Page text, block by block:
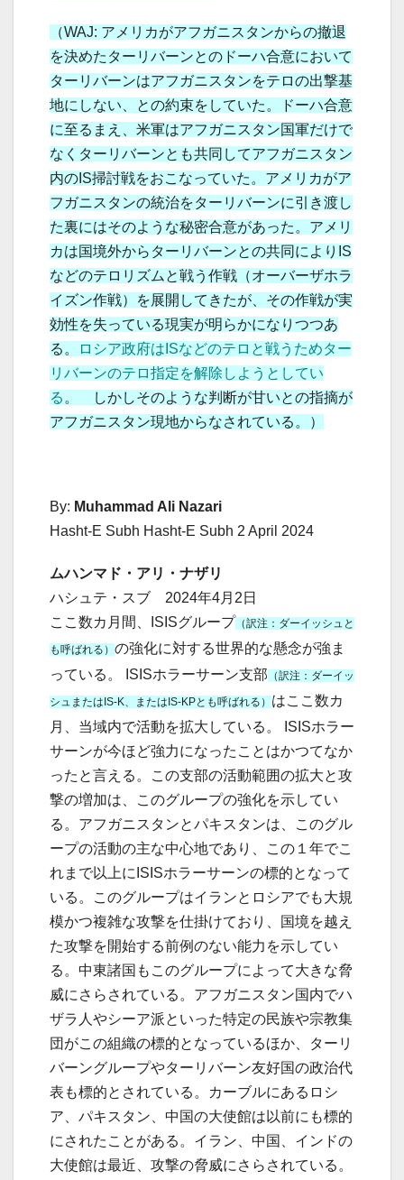
（WAJ: アメリカがアフガニスタンからの撤退
を決めたターリバーンとのドーハ合意において
ターリバーンはアフガニスタンをテロの出撃基
地にしない、との約束をしていた。ドーハ合意
に至るまえ、米軍はアフガニスタン国軍だけで
なくターリバーンとも共同してアフガニスタン
内のIS掃討戦をおこなっていた。アメリカがア
フガニスタンの統治をターリバーンに引き渡し
た裏にはそのような秘密合意があった。アメリ
カは国境外からターリバーンとの共同によりIS
などのテロリズムと戦う作戦（オーバーザホラ
イズン作戦）を展開してきたが、その作戦が実
効性を失っている現実が明らかになりつつあ
る。
ロシア政府はISなどのテロと戦うためター
リバーンのテロ指定を解除しようとしてい
る 。 しかしそのような判断が甘いとの指摘が
アフガニスタン現地からなされている。）
By: Muhammad Ali Nazari
Hasht-E Subh Hasht-E Subh 2 April 2024
ムハンマド・アリ・ナザリ
ハシュテ・スブ 2024年4月2日
ここ数カ月間、ISISグループ （訳注：ダーイッシュと
も呼ばれる） の強化に対する世界的な懸念が強ま
っている。 ISISホラーサーン支部 （訳注：ダーイッ
シュまたはIS-K、またはIS-KPとも呼ばれる） はここ数カ
月、当域内で活動を拡大している。 ISISホラー
サーンが今ほど強力になったことはかつてなか
ったと言える。この支部の活動範囲の拡大と攻
撃の増加は、このグループの強化を示してい
る。アフガニスタンとパキスタンは、このグル
ープの活動の主な中心地であり、この１年でこ
れまで以上にISISホラーサーンの標的となって
いる。このグループはイランとロシアでも大規
模かつ複雑な攻撃を仕掛けており、国境を越え
た攻撃を開始する前例のない能力を示してい
る。中東諸国もこのグループによって大きな脅
威にさらされている。アフガニスタン国内でハ
ザラ人やシーア派といった特定の民族や宗教集
団がこの組織の標的となっているほか、ターリ
バーングループやターリバーン友好国の政治代
表も標的とされている。カーブルにあるロシ
ア、パキスタン、中国の大使館は以前にも標的
にされたことがある。イラン、中国、インドの
大使館は最近、攻撃の脅威にさらされている。